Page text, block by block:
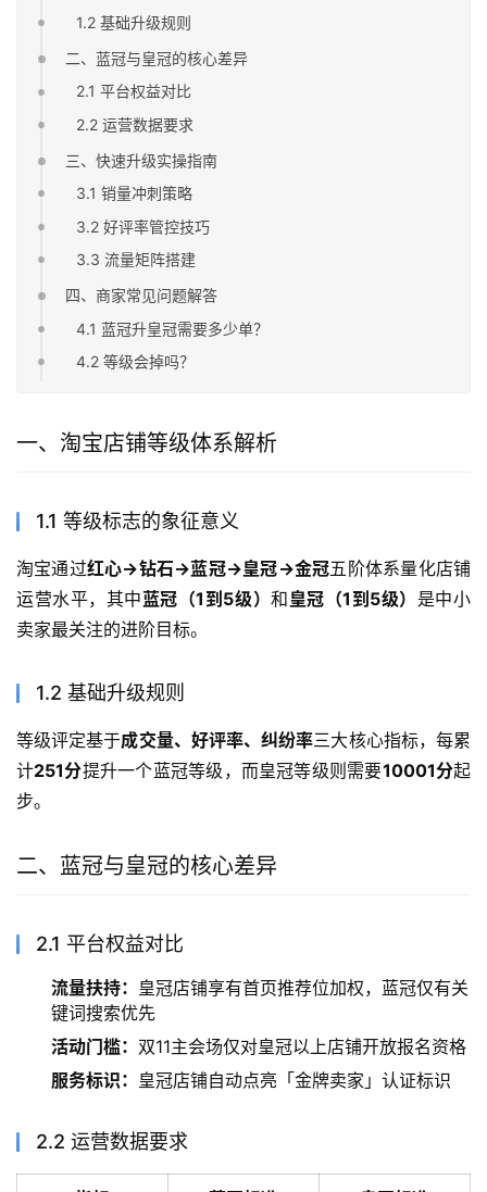
1.2 基础升级规则
二、蓝冠与皇冠的核心差异
2.1 平台权益对比
2.2 运营数据要求
三、快速升级实操指南
3.1 销量冲刺策略
3.2 好评率管控技巧
3.3 流量矩阵搭建
四、商家常见问题解答
4.1 蓝冠升皇冠需要多少单？
4.2 等级会掉吗？
一、淘宝店铺等级体系解析
1.1 等级标志的象征意义
淘宝通过红心→钻石→蓝冠→皇冠→金冠五阶体系量化店铺
运营水平，其中蓝冠（1到5级）和皇冠（1到5级） 是中小
卖家最关注的进阶目标。
1.2 基础升级规则
等级评定基于成交量、好评率、纠纷率三大核心指标，每累
计251分提升一个蓝冠等级，而皇冠等级则需要10001分起
步。
二、蓝冠与皇冠的核心差异
2.1 平台权益对比
流量扶持： 皇冠店铺享有首页推荐位加权，蓝冠仅有关
键词搜索优先
活动门槛： 双11主会场仅对皇冠以上店铺开放报名资格
服务标识： 皇冠店铺自动点亮「金牌卖家」认证标识
2.2 运营数据要求